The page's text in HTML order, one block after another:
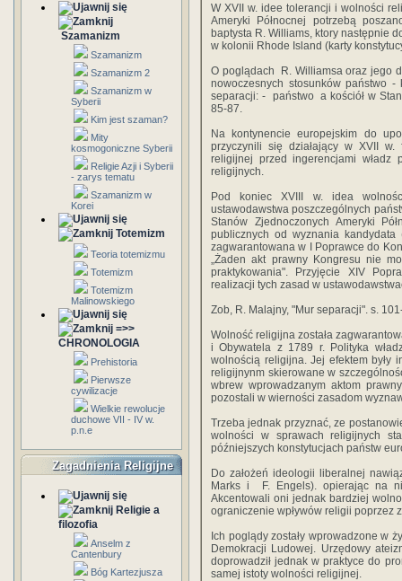
Szamanizm
Szamanizm
Szamanizm 2
Szamanizm w
Syberii
Kim jest szaman?
Mity
kosmogoniczne Syberii
Religie Azji i Syberii
- zarys tematu
Szamanizm w
Korei
Totemizm
Teoria totemizmu
Totemizm
Totemizm
Malinowskiego
=>>
CHRONOLOGIA
Prehistoria
Pierwsze
cywilizacje
Wielkie rewolucje
duchowe VII - IV w.
p.n.e
Zagadnienia Religijne
Religie a
filozofia
Anselm z
Cantenbury
Bóg Kartezjusza
W XVII w. idee tolerancji i wolności
Ameryki Północnej potrzebą
baptysta R. Williams, ktory następnie
w kolonii Rhode Island (karty
O poglądach R. Williamsa oraz jego
nowoczesnych stosunków państwo -
separacji: - państwo a kościół w
85-87.
Na kontynencie europejskim do
przyczynili się działający w XVII
religijnej przed ingerencjami władz
religijnych.
Pod koniec XVIII w. idea
ustawodawstwa poszczególnych
Stanów Zjednoczonych Ameryki
publicznych od wyznania kandydata
zagwarantowana w I Poprawce do
„Żaden akt prawny Kongresu nie
praktykowania". Przyjęcie XIV
realizacji tych zasad w
Zob, R. Malajny, "Mur separacji". s.
Wolność religijna została
i Obywatela z 1789 r. Polityka
wolnością religijna. Jej efektem były
religijnynm skierowane w
wbrew wprowadzanym aktom
pozostali w wierności zasadom
Trzeba jednak przyznać, ze
wolności w sprawach religijnych
późniejszych konstytucjach państw
Do założeń ideologii liberalnej
Marks i F. Engels). opierając na
Akcentowali oni jednak bardziej
ograniczenie wpływów religii poprzez
Ich poglądy zostały wprowadzone w
Demokracji Ludowej. Urzędowy
doprowadził jednak w praktyce do
samej istoty wolności religijnej.